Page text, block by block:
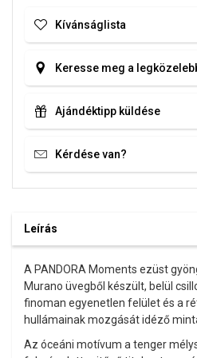
Kívánságlista
Keresse meg a
Ajándéktipp küldése
Kérdése van?
Leírás
A PANDORA Moments ezüst
Murano üvegből készült, belül
finoman egyenetlen felület és a
hullámainak mozgását idéző
Az óceáni motívum a tenger